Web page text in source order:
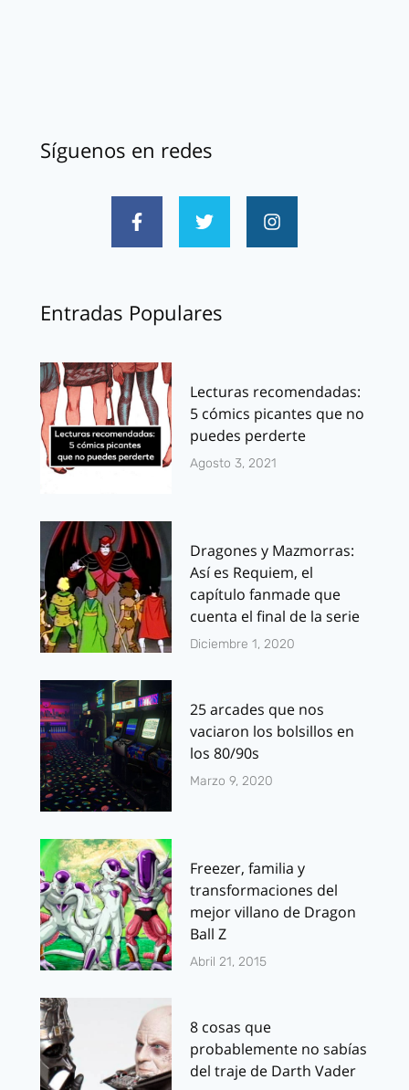
Síguenos en redes
Entradas Populares
Lecturas recomendadas:
5 cómics picantes que no
puedes perderte
Agosto 3, 2021
Dragones y Mazmorras:
Así es Requiem, el
capítulo fanmade que
cuenta el final de la serie
Diciembre 1, 2020
25 arcades que nos
vaciaron los bolsillos en
los 80/90s
Marzo 9, 2020
Freezer, familia y
transformaciones del
mejor villano de Dragon
Ball Z
Abril 21, 2015
8 cosas que
probablemente no sabías
del traje de Darth Vader